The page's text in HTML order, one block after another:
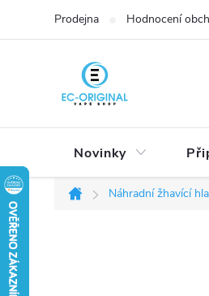
Prodejna Hodnocení
Novinky
Domů
Náhradní žhavící